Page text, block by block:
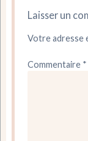
Laisser un
Votre adresse
Commentaire *